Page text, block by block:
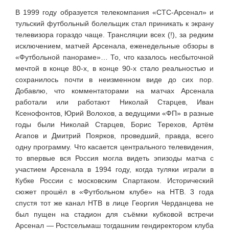
В 1999 году образуется телекомпания «СТС-Арсенал» и
тульский футбольный болельщик стал приникать к экрану
телевизора гораздо чаще. Трансляции всех (!), за редким
исключением, матчей Арсенала, еженедельные обзоры в
«Футбольной панораме»… То, что казалось несбыточной
мечтой в конце 80-х, в конце 90-х стало реальностью и
сохранилось почти в неизменном виде до сих пор.
Добавлю, что комментаторами на матчах Арсенала
работали или работают Николай Старцев, Иван
Ксенофонтов, Юрий Волохов, а ведущими «ФП» в разные
годы были Николай Старцев, Борис Терехов, Артём
Агапов и Дмитрий Поярков, проведший, правда, всего
одну программу. Что касается центрального телевидения,
то впервые вся Россия могла видеть эпизоды матча с
участием Арсенала в 1994 году, когда туляки играли в
Кубке России с московским Спартаком. Исторический
сюжет прошёл в «Футбольном клубе» на НТВ. 3 года
спустя тот же канал НТВ в лице Георгия Черданцева не
был пущен на стадион для съёмки кубковой встречи
Арсенал — Ростсельмаш тогдашним гендиректором клуба